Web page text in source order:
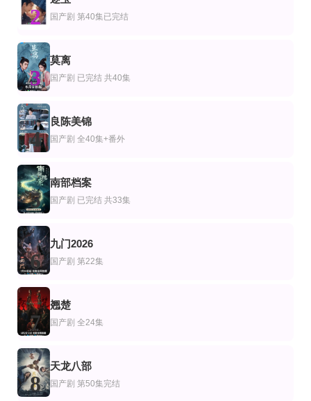
07届第一季
异世界生存指南
我在九零年代开启修仙人生
第1集
指尖浪漫第二季
查亚帕克·敦普雷永,皮德·蒙塔布姆·苏蒙瓦朗库尔,玛西敦·皮木颂克朗,莱昂·布罗科
已完结 共6集
骗徒
克莱斯托·赖特宁,卡拉尼奎波,安娜·兰贝
已完结 共20集
花郎2016
高雅拉,朴叙俊,金智秀,朴炯植,崔珉豪
全集
当上月嫂后发现孩子是我的
孟佳辉＆周靖蓉
第2集
财阀X刑警第二季
安普贤,郑恩彩,姜相准,金伸比,俞承豪
完结
江火澄燃
布罗肯伍德疑案第十季
弗恩·萨瑟兰,尼尔·雷亚,卡尔·威利茨,特蕾西·李·格雷,贝壳杉威廉姆斯
沙漠的颜色
Elliot Anders
黑白科林2021
玛丽-露易丝·帕克,尼克·奥弗曼,梅斯·科罗内尔,杰登·迈克尔
2 国产剧 第40集已完结
3
莫离
国产剧 已完结 共40集
4
良陈美锦
国产剧 全40集+番外
5
南部档案
国产剧 已完结 共33集
6
九门2026
国产剧 第22集
7
翘楚
国产剧 全24集
8
天龙八部
国产剧 第50集完结